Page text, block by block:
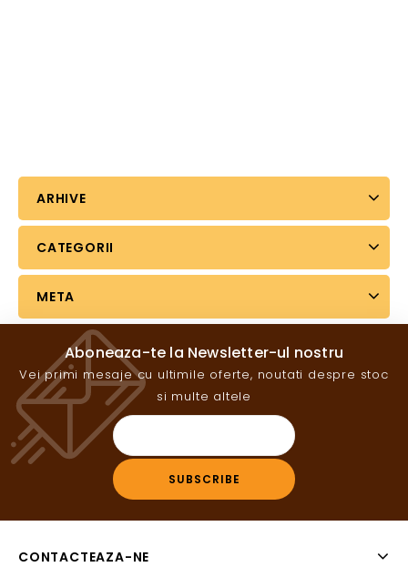
ARHIVE
CATEGORII
META
Aboneaza-te la Newsletter-ul nostru
Vei primi mesaje cu ultimile oferte, noutati despre stoc
si multe altele
CONTACTEAZA-NE